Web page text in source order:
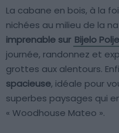
La cabane en bois, à la
nichées au milieu de la
imprenable sur Bijelo Polje
journée, randonnez et
grottes aux alentours.
spacieuse, idéale pour
superbes paysages qui
« Woodhouse Mateo ».